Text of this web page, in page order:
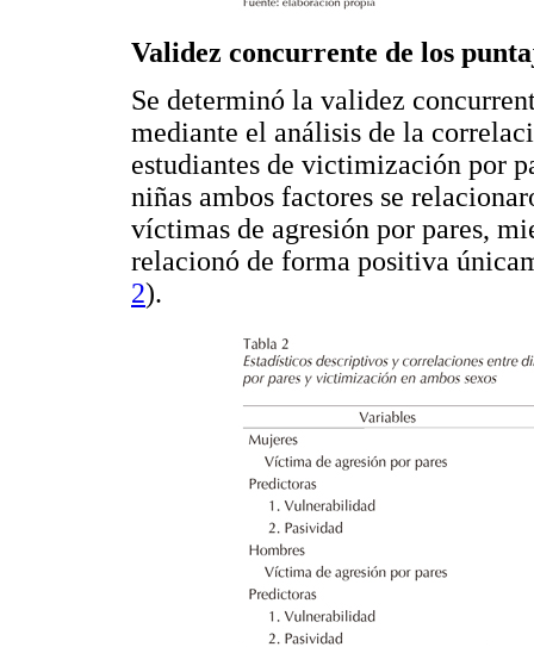
Validez concurrente de los
Se determinó la validez
mediante el análisis de la
estudiantes de victimización por
niñas ambos factores se
víctimas de agresión por pares,
relacionó de forma positiva
2).